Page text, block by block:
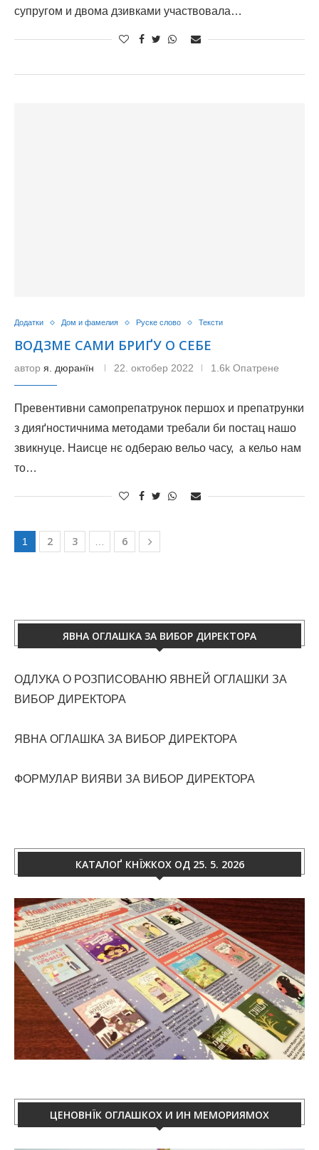
супругом и двома дзивками участвовала…
Додатки Дом и фамелия Руске слово Тексти
ВОДЗМЕ САМИ БРИҐУ О СЕБЕ
автор я. дюранїн 22. октобер 2022 1.6k Опатрене
Превентивни самопрепатрунок першох и препатрунки
з дияґностичнима методами требали би постац нашо
звикнуце. Наисце нє одбераю вельо часу, а кельо нам
то…
1 2 3 6
ЯВНА ОГЛАШКА ЗА ВИБОР ДИРЕКТОРА
ОДЛУКА О РОЗПИСОВАНЮ ЯВНЕЙ ОГЛАШКИ ЗА
ВИБОР ДИРЕКТОРА
ЯВНА ОГЛАШКА ЗА ВИБОР ДИРЕКТОРА
ФОРМУЛАР ВИЯВИ ЗА ВИБОР ДИРЕКТОРА
КАТАЛОҐ КНЇЖКОХ ОД 25. 5. 2026
ЦЕНОВНЇК ОГЛАШКОХ И ИН МЕМОРИЯМОХ